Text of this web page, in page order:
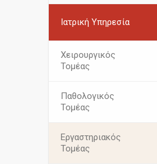
Ιατρική Υπηρεσία
Χειρουργικός
Τομέας
Παθολογικός
Τομέας
Εργαστηριακός
Τομέας